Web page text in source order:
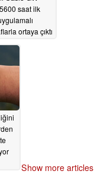
saat ilk
ortaya çıktı
04/12/2026
Show more articles